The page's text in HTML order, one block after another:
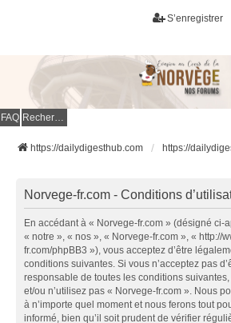
S’enregistrer
FAQ Rechercher
https://dailydigesthub.com https://
Norvege-fr.com - Conditions
En accédant à « Norvege-fr.com » (désigné ci-
« notre », « nos », « Norvege-fr.com », « http://
fr.com/phpBB3 »), vous acceptez d’être
conditions suivantes. Si vous n’acceptez pas
responsable de toutes les conditions suivantes,
et/ou n’utilisez pas « Norvege-fr.com ». Nous
à n’importe quel moment et nous ferons tout
informé, bien qu’il soit prudent de vérifier